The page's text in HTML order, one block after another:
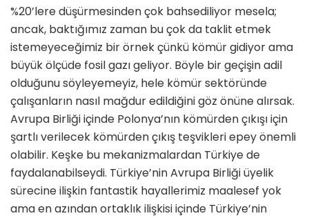
%20’lere düşürmesinden çok bahsediliyor mesela;
ancak, baktığımız zaman bu çok da taklit etmek
istemeyeceğimiz bir örnek çünkü kömür gidiyor ama
büyük ölçüde fosil gazı geliyor. Böyle bir geçişin adil
olduğunu söyleyemeyiz, hele kömür sektöründe
çalışanların nasıl mağdur edildiğini göz önüne alırsak.
Avrupa Birliği içinde Polonya’nın kömürden çıkışı için
şartlı verilecek kömürden çıkış teşvikleri epey önemli
olabilir. Keşke bu mekanizmalardan Türkiye de
faydalanabilseydi. Türkiye’nin Avrupa Birliği üyelik
sürecine ilişkin fantastik hayallerimiz maalesef yok
ama en azından ortaklık ilişkisi içinde Türkiye’nin